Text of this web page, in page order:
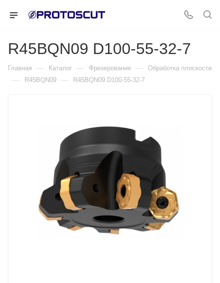
R45BQN09 D100-55-32-7
Главная — Каталог — Фрезерование — Обработка плоскости
— R45BQN09 — R45BQN09 D100-55-32-7